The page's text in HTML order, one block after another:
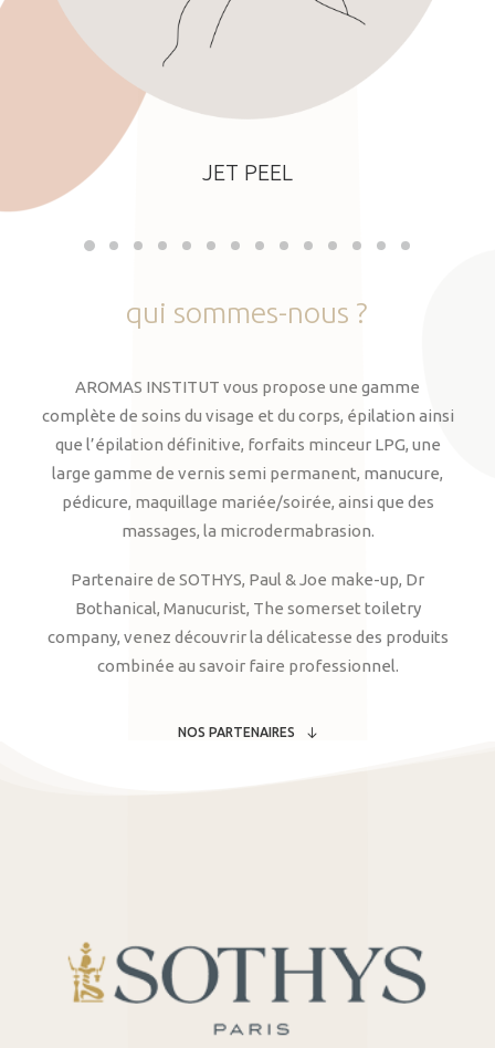
JET PEEL
qui sommes-nous ?
AROMAS INSTITUT vous propose une gamme
complète de soins du visage et du corps, épilation ainsi
que l’épilation définitive, forfaits minceur LPG, une
large gamme de vernis semi permanent, manucure,
pédicure, maquillage mariée/soirée, ainsi que des
massages, la microdermabrasion.
Partenaire de SOTHYS, Paul & Joe make-up, Dr
Bothanical, Manucurist, The somerset toiletry
company, venez découvrir la délicatesse des produits
combinée au savoir faire professionnel.
NOS PARTENAIRES